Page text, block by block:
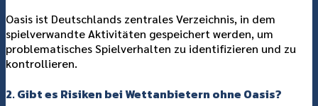
Oasis ist Deutschlands zentrales Verzeichnis, in dem
spielverwandte Aktivitäten gespeichert werden, um
problematisches Spielverhalten zu identifizieren und zu
kontrollieren.
2. Gibt es Risiken bei Wettanbietern ohne Oasis?